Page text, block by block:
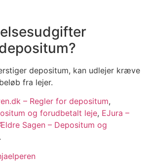
depositum, kan udlejer kræve
fra lejer.
– Regler for depositum,
og forudbetalt leje, EJura –
Sagen – Depositum og
.